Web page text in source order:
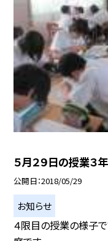
５月２９日の授業３年
公開日 2018/05/29
お知らせ
４限目の授業の様子で